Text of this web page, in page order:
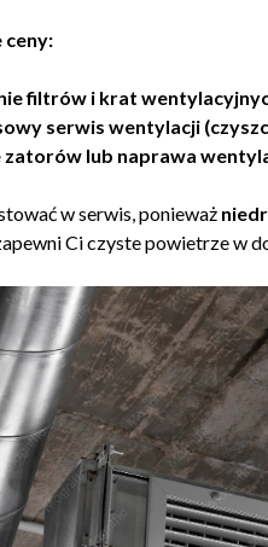
ceny:
filtrów i krat
serwis wentylacji
zatorów lub naprawa
w serwis, ponieważ
Ci czyste powietrze w